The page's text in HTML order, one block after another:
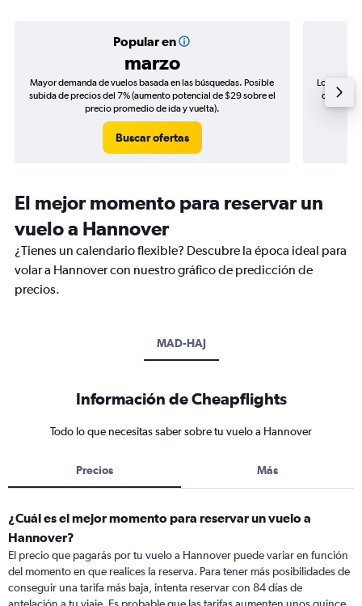
Popular en
marzo
Mayor demanda de vuelos basada en las búsquedas. Posible
subida de precios del 7% (aumento potencial de $29 sobre el
precio promedio de ida y vuelta).
Buscar ofertas
Los
de
El mejor momento para reservar un
vuelo a Hannover
¿Tienes un calendario flexible? Descubre la época ideal para
volar a Hannover con nuestro gráfico de predicción de
precios.
MAD-HAJ
Información de Cheapflights
Todo lo que necesitas saber sobre tu vuelo a Hannover
Precios Más
¿Cuál es el mejor momento para reservar un vuelo a
Hannover?
El precio que pagarás por tu vuelo a Hannover puede variar en función
del momento en que realices la reserva. Para tener más posibilidades de
conseguir una tarifa más baja, intenta reservar con 84 días de